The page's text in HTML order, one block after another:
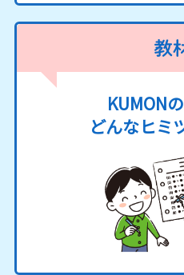
KUMON
どんなヒミ